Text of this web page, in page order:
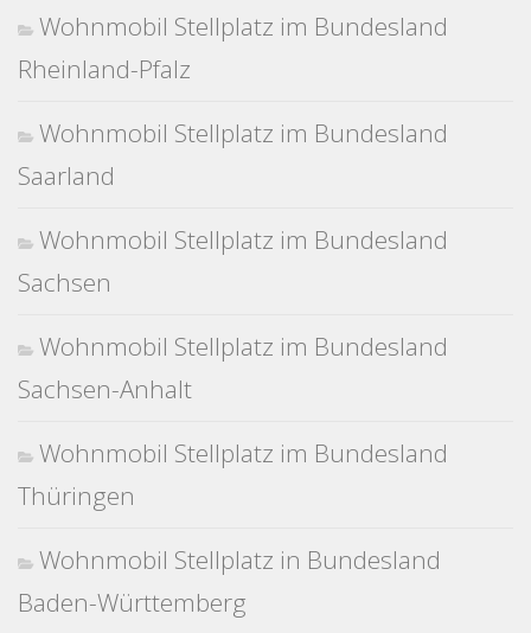
Wohnmobil Stellplatz im Bundesland
Rheinland-Pfalz
Wohnmobil Stellplatz im Bundesland
Saarland
Wohnmobil Stellplatz im Bundesland
Sachsen
Wohnmobil Stellplatz im Bundesland
Sachsen-Anhalt
Wohnmobil Stellplatz im Bundesland
Thüringen
Wohnmobil Stellplatz in Bundesland
Baden-Württemberg